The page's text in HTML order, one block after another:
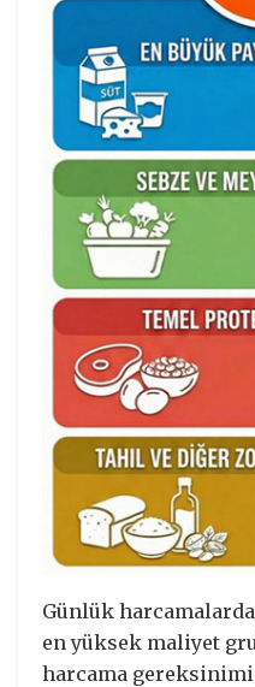
Günlük
en yüksek maliyet
harcama